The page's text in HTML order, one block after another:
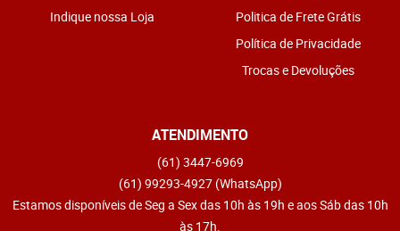
Indique nossa Loja
Politica de Frete Grátis
Política de Privacidade
Trocas e Devoluções
ATENDIMENTO
(61) 3447-6969
(61) 99293-4927 (WhatsApp)
Estamos disponíveis de Seg a Sex das 10h às 19h e aos Sáb das 10h
às 17h.